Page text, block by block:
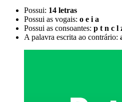
Possui: 14 letras
Possui as vogais: o e i a
Possui as consoantes: p t n c l
A palavra escrita ao contrário: